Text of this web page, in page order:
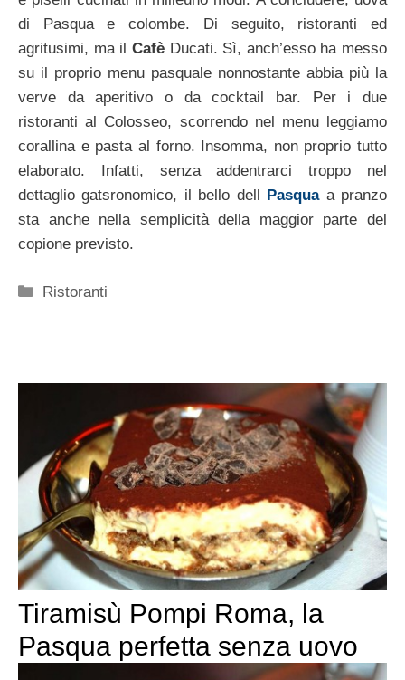
di Pasqua e colombe. Di seguito, ristoranti ed
agritusimi, ma il CafèDucati. Sì, anch’esso ha messo
su il proprio menu pasquale nonnostante abbia più la
verve da aperitivo o da cocktail bar. Per i due
ristoranti al Colosseo, scorrendo nel menu leggiamo
corallina e pasta al forno. Insomma, non proprio tutto
elaborato. Infatti, senza addentrarci troppo nel
dettaglio gatsronomico, il bello dell Pasquaa pranzo
sta anche nella semplicità della maggior parte del
copione previsto.
Categorie
Ristoranti
Tiramisù Pompi Roma, la
Pasqua perfetta senza uovo